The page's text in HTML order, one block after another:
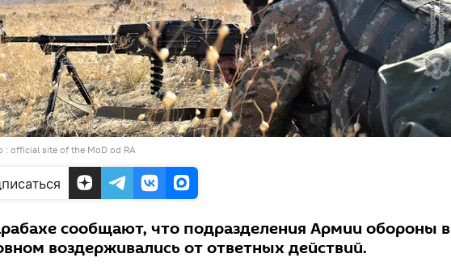
: official site of the MoD od RA
сообщают, что подразделения Армии обороны в
воздерживались от ответных действий.